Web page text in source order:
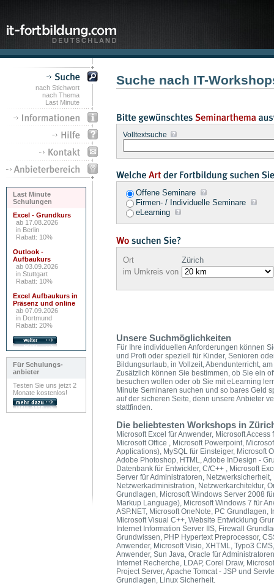
nach Stichwort
nach Thema
Last Minute
Last Minute
Schulungen
Excel - Grundkurs
ab 17.08.2026
in Berlin
Rabatt: 10%
Outlook -
Aufbaukurs
ab 03.09.2026
in Stuttgart
Rabatt: 10%
Excel Aufbaukurs in
Präsenz und online
ab 07.09.2026
in Dortmund
Rabatt: 20%
Für Schulungs-
anbieter
Testen Sie uns jetzt 2
Monate kostenlos!
Suche nach IT-
Volltextsuche
Offene Seminare
Firmen- / Individuelle Seminare
eLearning
Ort
Zürich
im Umkreis von
Unsere Suchmöglichkeiten
Für Ihre individuellen Anforderungen können
und Profi oder speziell für Kinder, Senioren
Bildungsurlaub, in Vollzeit, Abendunterricht,
Zusätzlich können Sie bestimmen, ob Sie ein
besuchen wollen oder ob Sie mit eLearning
Minute Seminaren suchen und so bares Geld
auf der sicheren Seite, denn unsere Anbieter
stattfinden.
Die beliebtesten Workshops in
Microsoft Excel für Anwender, Microsoft
Microsoft Office , Microsoft Powerpoint,
Applications), MySQL für Einsteiger, Microsoft
Adobe Photoshop, HTML, Adobe InDesign -
Datenbank für Entwickler, C/C++ , Microsoft
Server für Administratoren,
Netzwerkadministration, Netzwerkarchitektur,
Grundlagen, Microsoft Windows Server 2008
Markup Language), Microsoft Windows 7 für
ASP.NET, Microsoft OneNote, PC
Microsoft Visual C++, Website Entwicklung
Internet Information Server IIS, Firewall
Grundwissen, PHP Hypertext Preprocessor,
Anwender, Microsoft Visio, XHTML, Typo3
Anwender, Sun Java, Oracle für
Internet Recherche, LDAP, Corel Draw,
Project Server, Apache Tomcat - JSP und
Grundlagen, Linux Sicherheit.